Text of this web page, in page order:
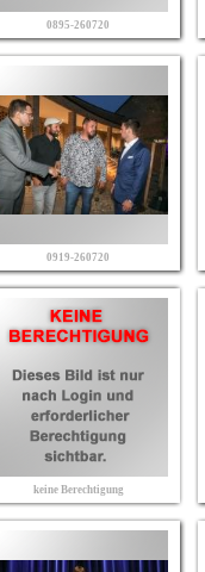
0895-260720
0919-260720
keine Berechtigung